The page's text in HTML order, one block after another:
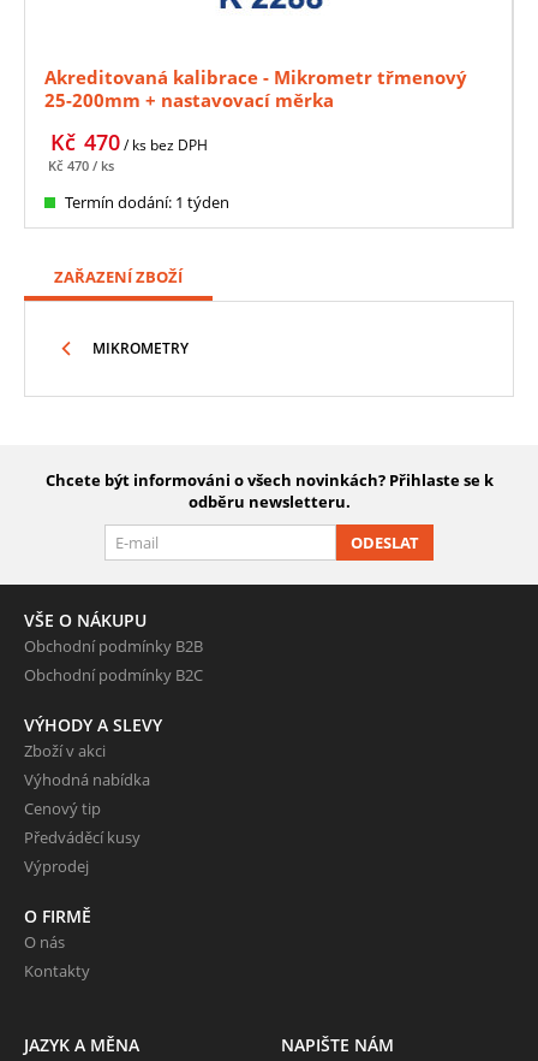
Akreditovaná kalibrace - Mikrometr třmenový
25-200mm + nastavovací měrka
470
Kč / ks bez DPH
470
Kč / ks
Termín dodání: 1 týden
ZAŘAZENÍ ZBOŽÍ
MIKROMETRY
Chcete být informováni o všech novinkách? Přihlaste se k
odběru newsletteru.
ODESLAT
VŠE O NÁKUPU
Obchodní podmínky B2B
Obchodní podmínky B2C
VÝHODY A SLEVY
Zboží v akci
Výhodná nabídka
Cenový tip
Předváděcí kusy
Výprodej
O FIRMĚ
O nás
Kontakty
JAZYK A MĚNA NAPIŠTE NÁM